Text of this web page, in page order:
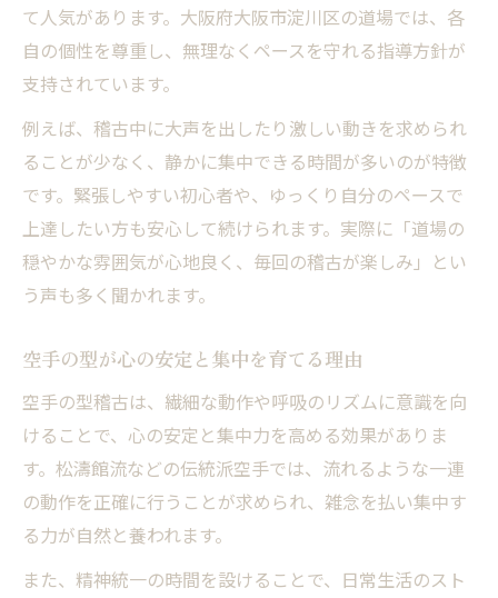
て人気があります。大阪府大阪市淀川区の道場では、各
自の個性を尊重し、無理なくペースを守れる指導方針が
支持されています。
例えば、稽古中に大声を出したり激しい動きを求められ
ることが少なく、静かに集中できる時間が多いのが特徴
です。緊張しやすい初心者や、ゆっくり自分のペースで
上達したい方も安心して続けられます。実際に「道場の
穏やかな雰囲気が心地良く、毎回の稽古が楽しみ」とい
う声も多く聞かれます。
空手の型が心の安定と集中を育てる理由
空手の型稽古は、繊細な動作や呼吸のリズムに意識を向
けることで、心の安定と集中力を高める効果がありま
す。松濤館流などの伝統派空手では、流れるような一連
の動作を正確に行うことが求められ、雑念を払い集中す
る力が自然と養われます。
また、精神統一の時間を設けることで、日常生活のスト